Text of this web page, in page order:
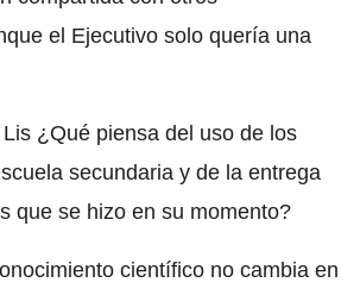
el Ejecutivo solo quería una
¿Qué piensa del uso de los
secundaria y de la entrega
que se hizo en su momento?
científico no cambia en